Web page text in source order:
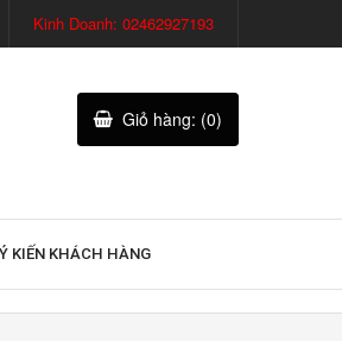
Kinh Doanh: 02462927193
Giỏ hàng: (0)
Ý KIẾN KHÁCH HÀNG